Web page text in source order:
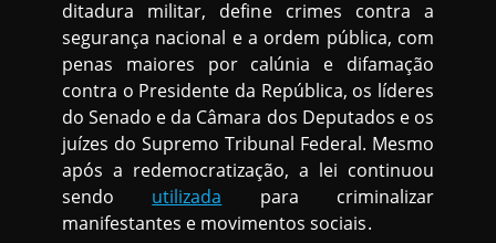
ditadura militar, define crimes contra a
segurança nacional e a ordem pública, com
penas maiores por calúnia e difamação
contra o Presidente da República, os líderes
do Senado e da Câmara dos Deputados e os
juízes do Supremo Tribunal Federal. Mesmo
após a redemocratização, a lei continuou
sendo utilizada para criminalizar
manifestantes e movimentos sociais.